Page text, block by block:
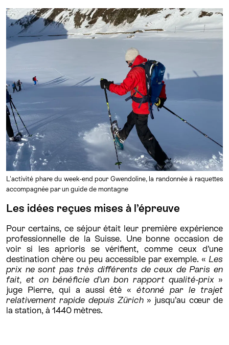
L'activité phare du week-end pour Gwendoline, la randonnée à raquettes
accompagnée par un guide de montagne
Les idées reçues mises à l’épreuve
Pour certains, ce séjour était leur première expérience
professionnelle de la Suisse. Une bonne occasion de
voir si les aprioris se vérifient, comme ceux d’une
destination chère ou peu accessible par exemple. « Les
prix ne sont pas très différents de ceux de Paris en
fait, et on bénéficie d’un bon rapport qualité-prix»
juge Pierre, qui a aussi été «étonné par le trajet
relativement rapide depuis Zürich» jusqu’au cœur de
la station, à 1440 mètres.